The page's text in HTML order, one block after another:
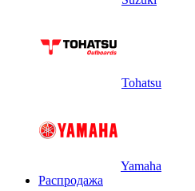
Tohatsu
Yamaha
Распродажа